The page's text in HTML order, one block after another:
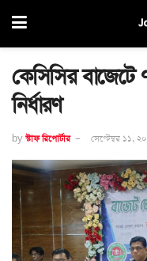
কেসিসির বাজেটে
নির্ধারণ
by স্টাফ রিপোর্টার সেপ্টেম্বর ১১,